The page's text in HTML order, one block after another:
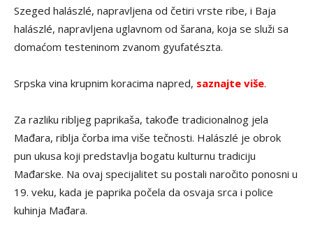
Szeged halászlé, napravljena od četiri vrste ribe, i Baja
halászlé, napravljena uglavnom od šarana, koja se služi sa
domaćom testeninom zvanom gyufatészta.
Srpska vina krupnim koracima napred, saznajte više.
Za razliku ribljeg paprikaša, takođe tradicionalnog jela
Mađara, riblja čorba ima više tečnosti. Halászlé je obrok
pun ukusa koji predstavlja bogatu kulturnu tradiciju
Mađarske. Na ovaj specijalitet su postali naročito ponosni u
19. veku, kada je paprika počela da osvaja srca i police
kuhinja Mađara.